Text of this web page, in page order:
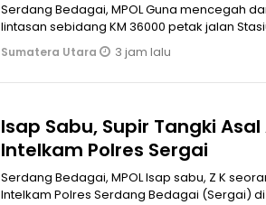
Serdang Bedagai, MPOL Guna mencegah dan mengatasi kecelakaan kereta api,
lintasan sebidang KM 36000 petak jalan
Sumatera Utara 3 jam lalu
Isap Sabu, Supir Tangki
Intelkam Polres Sergai
Serdang Bedagai, MPOL Isap sabu, Z K seorang supir tangki asal Aceh, diamankan Sat
Intelkam Polres Serdang Bedagai (Sergai) di